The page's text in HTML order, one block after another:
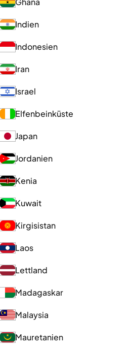
Indien
Indonesien
Iran
Israel
Elfenbeinküste
Japan
Jordanien
Kenia
Kuwait
Kirgisistan
Laos
Lettland
Madagaskar
Malaysia
Mauretanien